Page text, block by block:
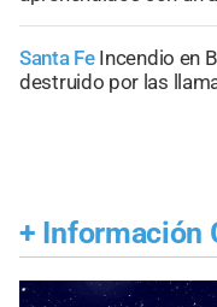
Santa Fe Incendio en
destruido por las
+ Información